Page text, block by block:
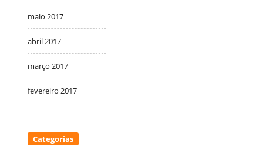
maio 2017
abril 2017
março 2017
fevereiro 2017
Categorias